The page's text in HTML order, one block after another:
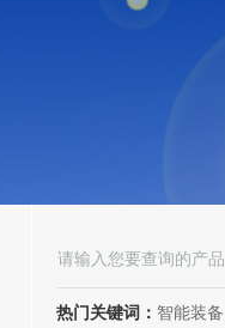
热门关键词： 智能装备、自动化装备、高低